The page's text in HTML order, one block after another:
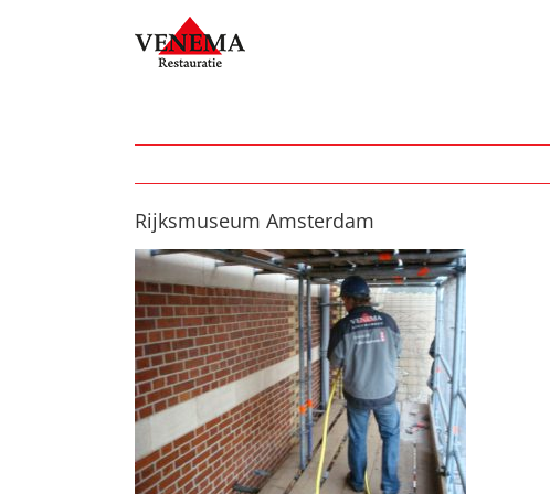
Rijksmuseum Amsterdam